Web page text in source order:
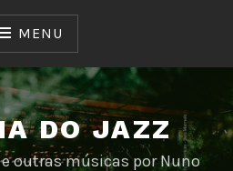
MENU
DO JAZZ
outras músicas por Nuno